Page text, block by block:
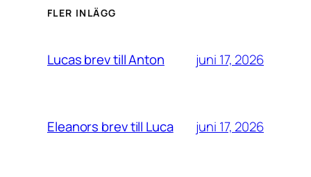
FLER INLÄGG
Lucas brev till Anton juni 17, 2026
Eleanors brev till Luca juni 17, 2026